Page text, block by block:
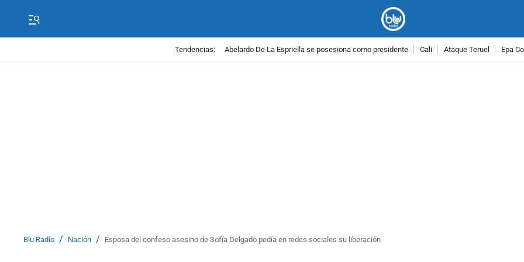
Tendencias: Abelardo De La Espriella se posesiona como presidente Cali Ataque Teruel Epa
Blu Radio / Nación / Esposa del confeso asesino de Sofía Delgado pedía en redes sociales su liberación